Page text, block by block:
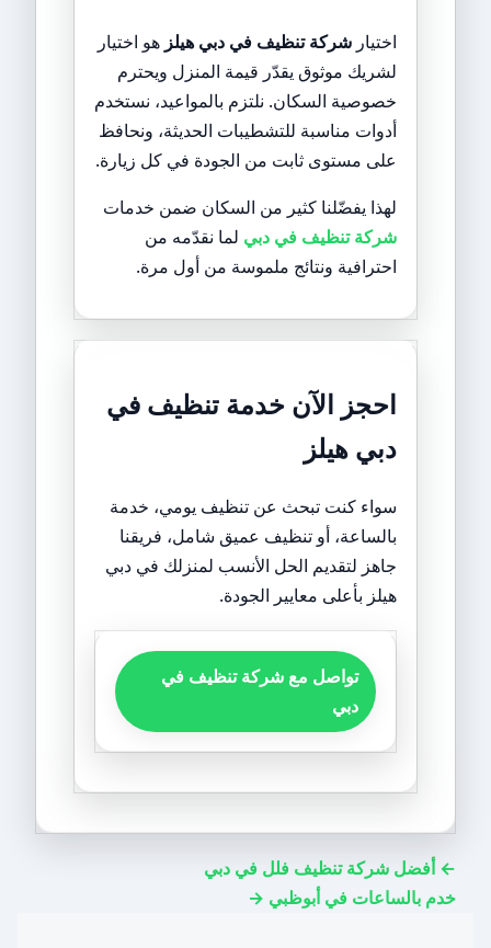
اختيار شركة تنظيف في دبي هيلز هو اختيار
لشريك موثوق يقدّر قيمة المنزل ويحترم
خصوصية السكان. نلتزم بالمواعيد، نستخدم
أدوات مناسبة للتشطيبات الحديثة، ونحافظ
على مستوى ثابت من الجودة في كل زيارة.
لهذا يفضّلنا كثير من السكان ضمن خدمات
شركة تنظيف في دبي لما نقدّمه من
احترافية ونتائج ملموسة من أول مرة.
احجز الآن خدمة تنظيف في
دبي هيلز
سواء كنت تبحث عن تنظيف يومي، خدمة
بالساعة، أو تنظيف عميق شامل، فريقنا
جاهز لتقديم الحل الأنسب لمنزلك في دبي
هيلز بأعلى معايير الجودة.
تواصل مع شركة تنظيف في
دبي
← أفضل شركة تنظيف فلل في دبي
خدم بالساعات في أبوظبي →